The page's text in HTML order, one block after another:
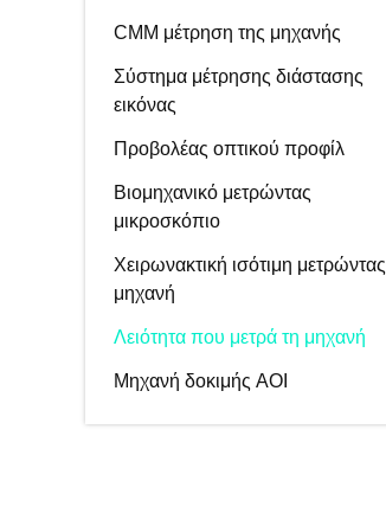
CMM μέτρηση της μηχανής
Σύστημα μέτρησης διάστασης
εικόνας
Προβολέας οπτικού προφίλ
Βιομηχανικό μετρώντας
μικροσκόπιο
Χειρωνακτική ισότιμη μετρώντας
μηχανή
Λειότητα που μετρά τη μηχανή
Μηχανή δοκιμής AOI